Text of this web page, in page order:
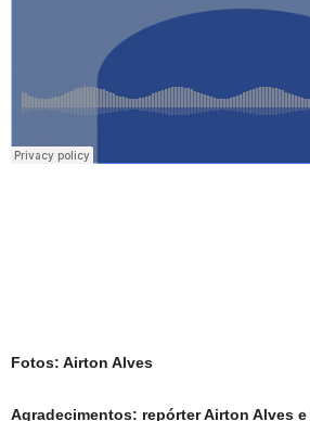
Fotos: Airton Alves
Agradecimentos: repórter Airton Alves